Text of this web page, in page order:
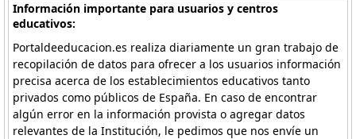
Información importante para usuarios y centros
educativos:
Portaldeeducacion.es realiza diariamente un gran trabajo de
recopilación de datos para ofrecer a los usuarios información
precisa acerca de los establecimientos educativos tanto
privados como públicos de España. En caso de encontrar
algún error en la información provista o agregar datos
relevantes de la Institución, le pedimos que nos envíe un